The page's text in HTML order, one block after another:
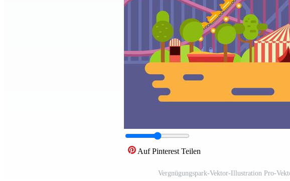
Auf Pinterest Teilen
Vergnügungspark-Vektor-Illustration Pro-